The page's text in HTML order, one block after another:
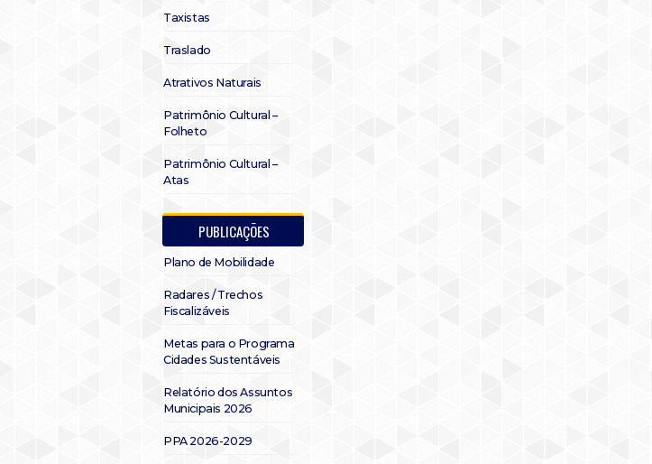
Taxistas
Traslado
Atrativos Naturais
Patrimônio Cultural –
Folheto
Patrimônio Cultural –
Atas
PUBLICAÇÕES
Plano de Mobilidade
Radares / Trechos
Fiscalizáveis
Metas para o Programa
Cidades Sustentáveis
Relatório dos Assuntos
Municipais 2026
PPA 2026-2029